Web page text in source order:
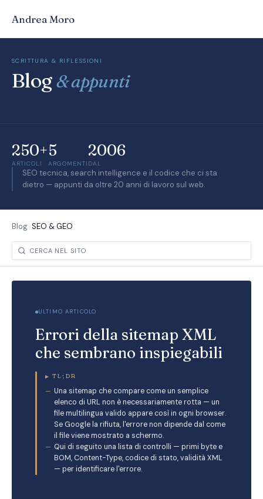
Andrea Moro
SCRITTURA & RIFLESSIONI
Blog& appunti
250+
ARTICOLI
5
ARGOMENTI
2006
DAL
SEO tecnica, search intelligence e il codice che ci sta
dietro — appunti da oltre 20 anni di lavoro sul web.
Blog>SEO & GEO
ULTIMO ARTICOLO
Errori della sitemap XML
che sembrano inspiegabili
▸ TL;DR
Una sitemap che compare come un semplice
elenco di URL non è necessariamente rotta — un
file multilingua valido appare così in ogni browser.
Se Google la rifiuta, l'errore non dipende dal come
il file viene mostrato a schermo.
Qui di seguito una lista di controlli — primi byte e
BOM, Content-Type, codice di stato, validità XML
— per identificare l'errore.